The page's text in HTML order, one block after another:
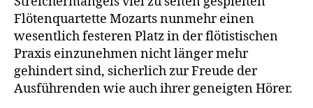
Flötenquartette Mozarts nunmehr einen
wesentlich festeren Platz in der flötistischen
Praxis einzunehmen nicht länger mehr
gehindert sind, sicherlich zur Freude der
Ausführenden wie auch ihrer geneigten Hörer.